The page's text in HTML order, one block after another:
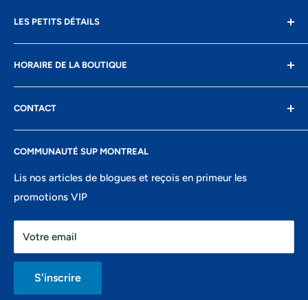
LES PETITS DÉTAILS
Contact
Livraison
Retours
Conditions d'utilisation
Confidentialité
Recherche
Portail ambassadeurs
HORAIRE DE LA BOUTIQUE
Mercredi: 10h-17h
Jeudi: 10h-18h
Vendredi: 10h-18h
Samedi: 10h-16h
Dimanche: fermé
CONTACT
COMMUNAUTÉ SUP MONTREAL
Lis nos articles de blogues et reçois en primeur les
promotions VIP
Votre email
S'inscrire